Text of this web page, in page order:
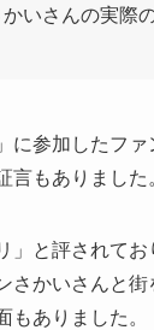
いさんの実際
に参加したフ
もありました
」と評されて
さかいさんと
ありました。